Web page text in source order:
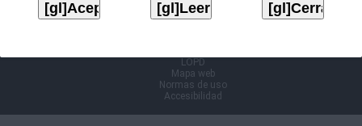
LOPD
Mapa web
Normas de uso
Accesibilidad